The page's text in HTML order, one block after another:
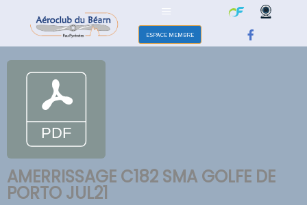
ESPACE MEMBRE
AMERRISSAGE C182 SMA GOLFE DE
PORTO JUL21